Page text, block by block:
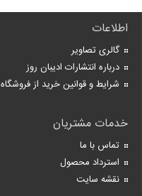
اطلاعات
گالری تصاویر
درباره انتشارات ادیبان روز
شرایط و قوانین خرید از فروشگاه
خدمات مشتریان
تماس با ما
استرداد محصول
نقشه سایت